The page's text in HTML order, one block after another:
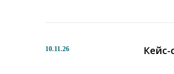
10.11.26 Кейс-